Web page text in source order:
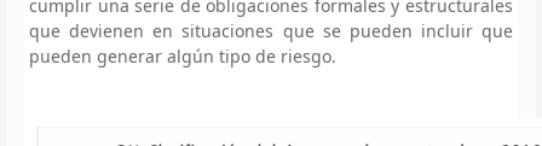
cumplir una serie de obligaciones formales y estructurales
que devienen en situaciones que se pueden incluir que
pueden generar algún tipo de riesgo.